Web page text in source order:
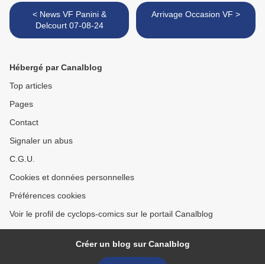
< News VF Panini &
Delcourt 07-08-24
Arrivage Occasion VF >
Hébergé par Canalblog
Top articles
Pages
Contact
Signaler un abus
C.G.U.
Cookies et données personnelles
Préférences cookies
Voir le profil de cyclops-comics sur le portail Canalblog
Créer un blog sur Canalblog